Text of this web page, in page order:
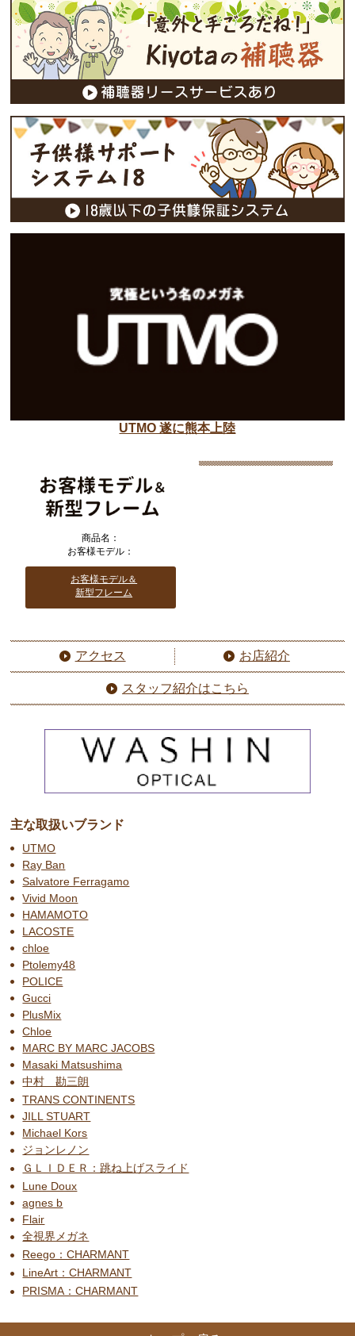
UTMO 遂に熊本上陸
商品名：
お客様モデル：
お客様モデル＆
新型フレーム
アクセス お店紹介
スタッフ紹介はこちら
主な取扱いブランド
UTMO
Ray Ban
Salvatore Ferragamo
Vivid Moon
HAMAMOTO
LACOSTE
chloe
Ptolemy48
POLICE
Gucci
PlusMix
Chloe
MARC BY MARC JACOBS
Masaki Matsushima
中村 勘三朗
TRANS CONTINENTS
JILL STUART
Michael Kors
ジョンレノン
ＧＬＩＤＥＲ：跳ね上げスライド
Lune Doux
agnes b
Flair
全視界メガネ
Reego：CHARMANT
LineArt：CHARMANT
PRISMA：CHARMANT